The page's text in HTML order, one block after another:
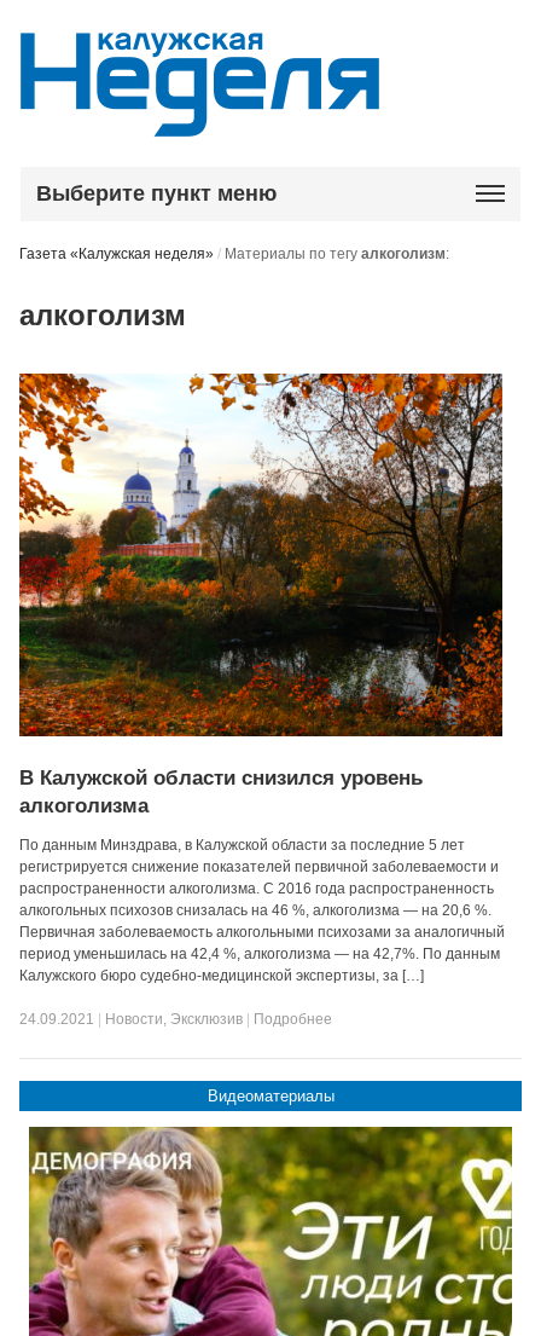
Выберите пункт меню
Газета «Калужская неделя» / Материалы по тегуалкоголизм:
алкоголизм
В Калужской области снизился уровень
алкоголизма
По данным Минздрава, в Калужской области за последние 5 лет
регистрируется снижение показателей первичной заболеваемости и
распространенности алкоголизма. С 2016 года распространенность
алкогольных психозов снизалась на 46 %, алкоголизма — на 20,6 %.
Первичная заболеваемость алкогольными психозами за аналогичный
период уменьшилась на 42,4 %, алкоголизма — на 42,7%. По данным
Калужского бюро судебно-медицинской экспертизы, за […]
24.09.2021 Новости, Эксклюзив Подробнее
Видеоматериалы